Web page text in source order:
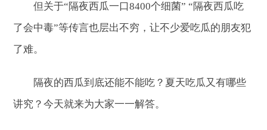
但关于“隔夜西瓜一口8400个细菌” “隔夜西瓜吃
了会中毒”等传言也层出不穷，让不少爱吃瓜的朋友犯
了难。
隔夜的西瓜到底还能不能吃？夏天吃瓜又有哪些
讲究？今天就来为大家一一解答。